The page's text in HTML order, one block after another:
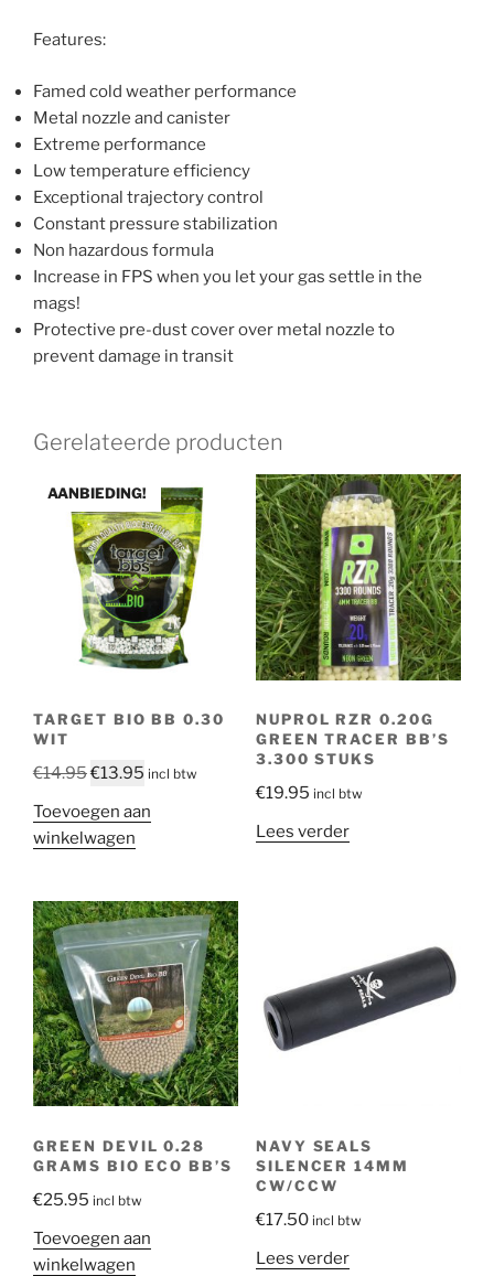
Features:
Famed cold weather performance
Metal nozzle and canister
Extreme performance
Low temperature efficiency
Exceptional trajectory control
Constant pressure stabilization
Non hazardous formula
Increase in FPS when you let your gas settle in the
mags!
Protective pre-dust cover over metal nozzle to
prevent damage in transit
Gerelateerde producten
AANBIEDING!
TARGET BIO BB 0.30
WIT
€14.95Oorspronkelijke
was:
€14.95.
€13.95 Huidige
is:
incl btw
Toevoegen aan
winkelwagen
NUPROL RZR 0.20G
GREEN TRACER BB’S
3.300 STUKS
€19.95 incl btw
Lees verder
GREEN DEVIL 0.28
GRAMS BIO ECO BB’S
€25.95 incl btw
Toevoegen aan
winkelwagen
NAVY SEALS
SILENCER 14MM
CW/CCW
€17.50 incl btw
Lees verder